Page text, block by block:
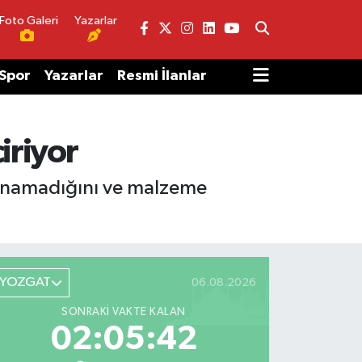
Foto Galeri Yazarlar
Yazarlar Resmi İlanlar
ve malzeme
YOZGAT 06.08.2026
SONRAKI VAKTE KALAN
02:05:42